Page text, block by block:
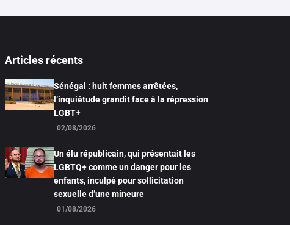
Articles récents
Sénégal : huit femmes arrêtées,
l’inquiétude grandit face à la répression
LGBT+
02/08/2026
Un élu républicain, qui présentait les
LGBTQ+ comme un danger pour les
enfants, inculpé pour sollicitation
sexuelle d’une mineure
01/08/2026